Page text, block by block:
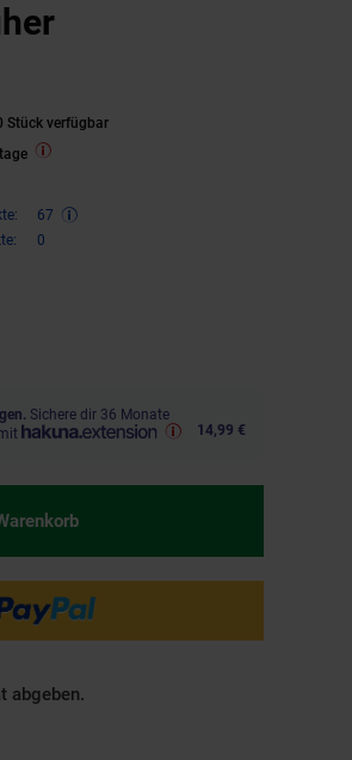
Stück verfügbar
67
0
Sichere dir 36 Monate
14,99 €
abgeben.